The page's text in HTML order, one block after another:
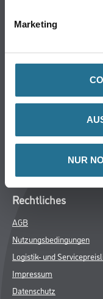
Marketing
NUR
Werkzeug & Maschinen
CMS Gruppe
Unternehmen
Karriere
Rechtliches
AGB
Nutzungsbedingungen
Logistik- und
Impressum
Datenschutz